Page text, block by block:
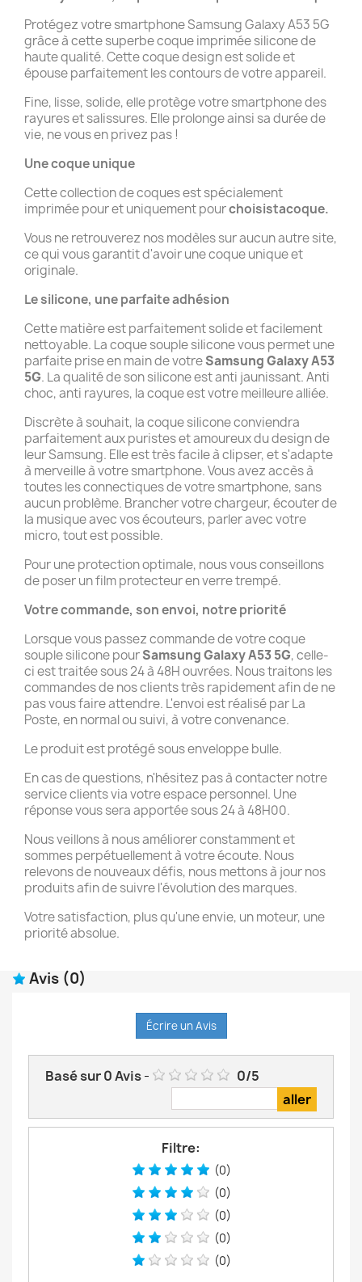
Protégez votre smartphone Samsung Galaxy A53 5G
grâce à cette superbe coque imprimée silicone de
haute qualité. Cette coque design est solide et
épouse parfaitement les contours de votre appareil.
Fine, lisse, solide, elle protège votre smartphone des
rayures et salissures. Elle prolonge ainsi sa durée de
vie, ne vous en privez pas !
Une coque unique
Cette collection de coques est spécialement
imprimée pour et uniquement pourchoisistacoque.
Vous ne retrouverez nos modèles sur aucun autre site,
ce qui vous garantit d'avoir une coque unique et
originale.
Le silicone, une parfaite adhésion
Cette matière est parfaitement solide et facilement
nettoyable. La coque souple silicone vous permet une
parfaite prise en main de votreSamsung Galaxy A53
5G. La qualité de son silicone est anti jaunissant. Anti
choc, anti rayures, la coque est votre meilleure alliée.
Discrète à souhait, la coque silicone conviendra
parfaitement aux puristes et amoureux du design de
leur Samsung. Elle est très facile à clipser, et s'adapte
à merveille à votre smartphone. Vous avez accès à
toutes les connectiques de votre smartphone, sans
aucun problème. Brancher votre chargeur, écouter de
la musique avec vos écouteurs, parler avec votre
micro, tout est possible.
Pour une protection optimale, nous vous conseillons
de poser un film protecteur en verre trempé.
Votre commande, son envoi, notre priorité
Lorsque vous passez commande de votre coque
souple silicone pourSamsung Galaxy A53 5G, celle-
ci est traitée sous 24 à 48H ouvrées. Nous traitons les
commandes de nos clients très rapidement afin de ne
pas vous faire attendre. L'envoi est réalisé par La
Poste, en normal ou suivi, à votre convenance.
Le produit est protégé sous enveloppe bulle.
En cas de questions, n'hésitez pas à contacter notre
service clients via votre espace personnel. Une
réponse vous sera apportée sous 24 à 48H00.
Nous veillons à nous améliorer constamment et
sommes perpétuellement à votre écoute. Nous
relevons de nouveaux défis, nous mettons à jour nos
produits afin de suivre l'évolution des marques.
Votre satisfaction, plus qu'une envie, un moteur, une
priorité absolue.
Avis (0)
Écrire un Avis
Basé sur0Avis- 0/5
Filtre:
(0)
(0)
(0)
(0)
(0)